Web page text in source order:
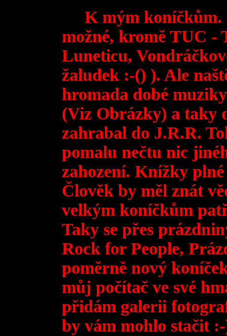
K mým koníčkům.
možné, kromě TUC -
Luneticu,
žaludek :-() ). Ale
hromada dobé
(Viz Obrázky) a taky
zahrabal do J.R.R.
pomalu nečtu nic
zahození. Knížky
Člověk by měl znát
velkým koníčkům
Taky se přes
Rock for People,
poměrně nový
můj počítač ve své
přidám galerii
by vám mohlo stačit